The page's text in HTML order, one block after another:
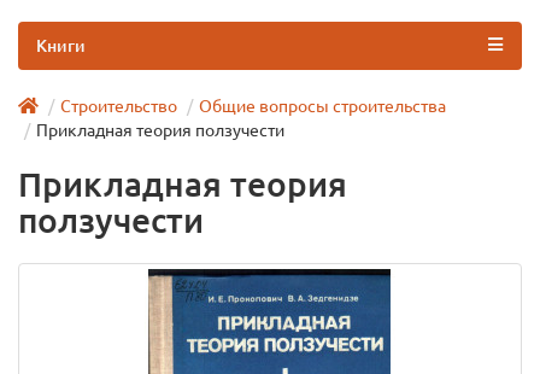
Книги
Строительство
Общие вопросы строительства
Прикладная теория ползучести
Прикладная теория
ползучести